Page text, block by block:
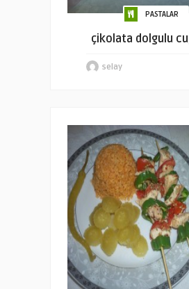
PASTALAR
çikolata dolgulu
selay